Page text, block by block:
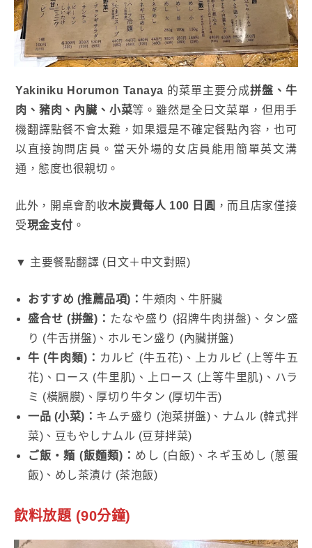
Yakiniku Horumon Tanaya 的菜單主要分成拼盤、牛
肉、豬肉、內臟、小菜等。雖然是全日文菜單，但用手
機翻譯點餐不會太難，如果還是不確定餐點內容，也可
以直接詢問店員。當天外場的女店員能用簡單英文溝
通，態度也很親切。
此外，開桌會酌收木炭費每人 100 日圓 ，而且店家僅接
受現金支付 。
▼ 主要餐點翻譯 (日文＋中文對照)
おすすめ (推薦品項)： 牛頰肉、牛肝臟
盛合せ (拼盤)： たなや盛り (招牌牛肉拼盤)、タン盛
り (牛舌拼盤)、ホルモン盛り (內臟拼盤)
牛 (牛肉類)： カルビ (牛五花)、上カルビ (上等牛五
花)、ロース (牛里肌)、上ロース (上等牛里肌)、ハラ
ミ (橫膈膜)、厚切り牛タン (厚切牛舌)
一品 (小菜)： キムチ盛り (泡菜拼盤)、ナムル (韓式拌
菜)、豆もやしナムル (豆芽拌菜)
ご飯・麺 (飯麵類)： めし (白飯)、ネギ玉めし (蔥蛋
飯)、めし茶漬け (茶泡飯)
飲料放題 (90分鐘)